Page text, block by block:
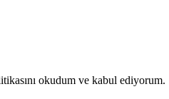
okudum ve kabul ediyorum.